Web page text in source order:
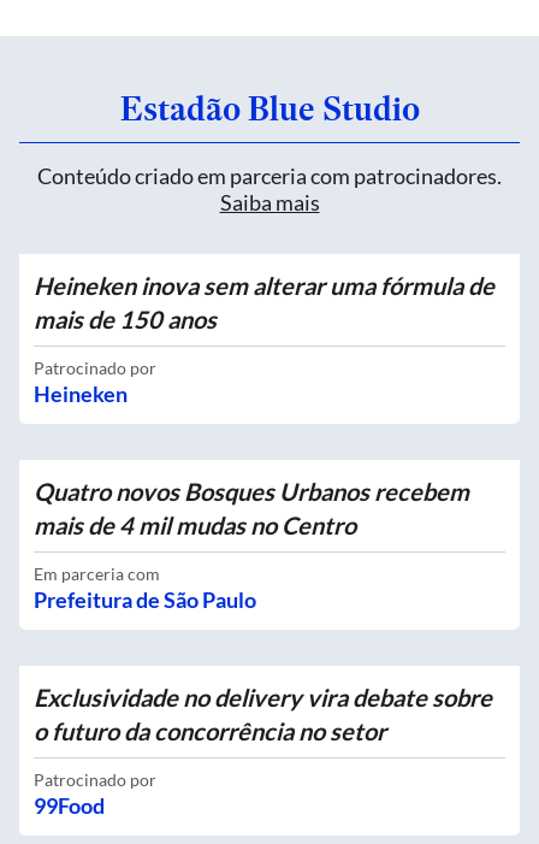
Estadão Blue Studio
Conteúdo criado em parceria com patrocinadores.
Saiba mais
Heineken inova sem alterar uma fórmula de
mais de 150 anos
Patrocinado por
Heineken
Quatro novos Bosques Urbanos recebem
mais de 4 mil mudas no Centro
Em parceria com
Prefeitura de São Paulo
Exclusividade no delivery vira debate sobre
o futuro da concorrência no setor
Patrocinado por
99Food